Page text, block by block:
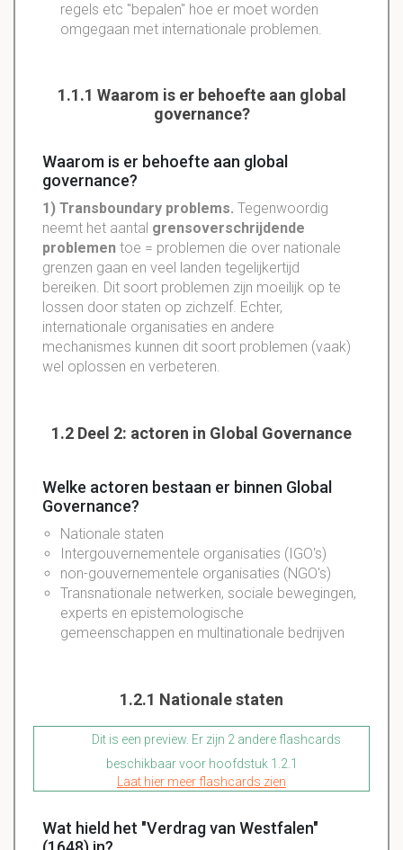
regels etc "bepalen" hoe er moet worden
omgegaan met internationale problemen.
1.1.1 Waarom is er behoefte aan global
governance?
Waarom is er behoefte aan global
governance?
1) Transboundary problems. Tegenwoordig
neemt het aantal grensoverschrijdende
problemen toe = problemen die over nationale
grenzen gaan en veel landen tegelijkertijd
bereiken. Dit soort problemen zijn moeilijk op te
lossen door staten op zichzelf. Echter,
internationale organisaties en andere
mechanismes kunnen dit soort problemen (vaak)
wel oplossen en verbeteren.
1.2 Deel 2: actoren in Global Governance
Welke actoren bestaan er binnen Global
Governance?
Nationale staten
Intergouvernementele organisaties (IGO's)
non-gouvernementele organisaties (NGO's)
Transnationale netwerken, sociale bewegingen,
experts en epistemologische
gemeenschappen en multinationale bedrijven
1.2.1 Nationale staten
Dit is een preview. Er zijn 2 andere flashcards
beschikbaar voor hoofdstuk 1.2.1
Laat hier meer flashcards zien
Wat hield het "Verdrag van Westfalen"